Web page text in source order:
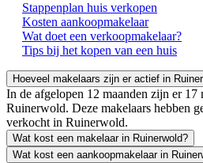
Stappenplan huis verkopen
Kosten aankoopmakelaar
Wat doet een verkoopmakelaar?
Tips bij het kopen van een huis
Hoeveel makelaars zijn er actief in
In de afgelopen 12 maanden zijn er 17
Ruinerwold. Deze makelaars hebben
verkocht in Ruinerwold.
Wat kost een makelaar in Ruinerwold?
Wat kost een aankoopmakelaar in